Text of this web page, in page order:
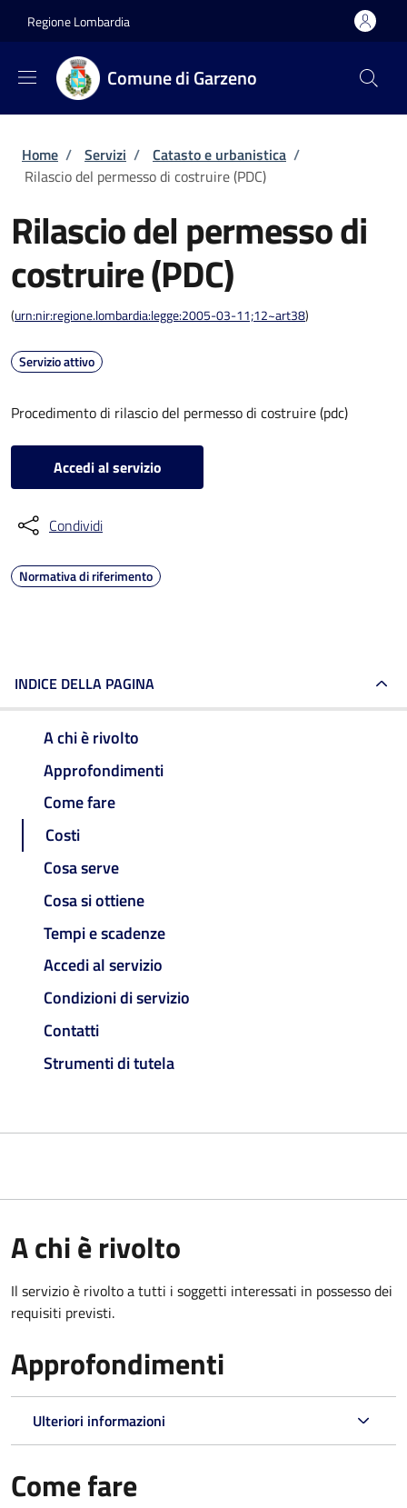
Regione Lombardia
Comune di Garzeno
Briciole di pane
Home / Servizi / Catasto e urbanistica /
Rilascio del permesso di costruire (PDC)
Rilascio del permesso di
costruire (PDC)
(urn:nir:regione.lombardia:legge:2005-03-11;12~art38)
Servizio attivo
Procedimento di rilascio del permesso di costruire (pdc)
Accedi al servizio
Condividi
Normativa di riferimento
INDICE DELLA PAGINA
A chi è rivolto
Approfondimenti
Come fare
Costi
Cosa serve
Cosa si ottiene
Tempi e scadenze
Accedi al servizio
Condizioni di servizio
Contatti
Strumenti di tutela
A chi è rivolto
Il servizio è rivolto a tutti i soggetti interessati in possesso dei
requisiti previsti.
Approfondimenti
Ulteriori informazioni
Come fare